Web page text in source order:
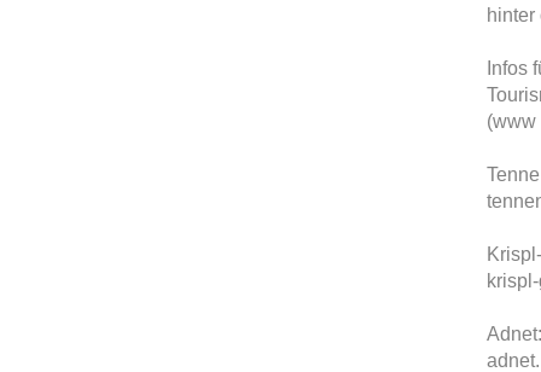
hinter
Infos
(www
Adnet: